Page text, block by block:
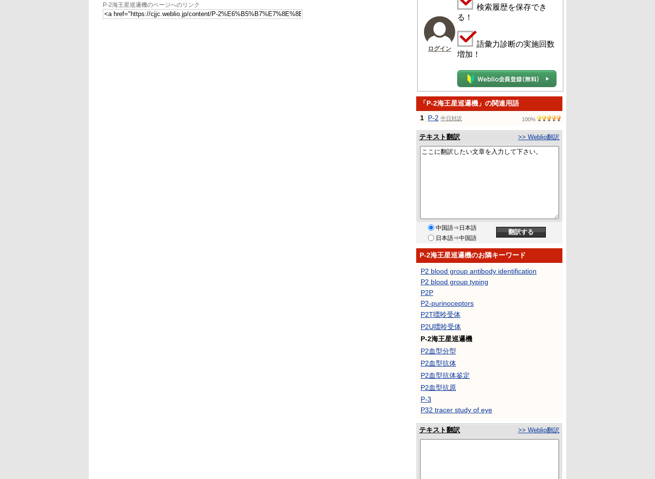
P-2海王星巡邏機のページへのリンク
ログイン
検索履歴を保存でき
る！
語彙力診断の実施回数
増加！
「P-2海王星巡邏機」の関連用語
1 P-2 中日対訳 100%
テキスト翻訳 >> Weblio翻訳
中国語⇒日本語
日本語⇒中国語
P-2海王星巡邏機のお隣キーワード
P2 blood group antibody identification
P2 blood group typing
P2P
P2-purinoceptors
P2T嘌呤受体
P2U嘌呤受体
P-2海王星巡邏機
P2血型分型
P2血型抗体
P2血型抗体鉴定
P2血型抗原
P-3
P32 tracer study of eye
テキスト翻訳 >> Weblio翻訳